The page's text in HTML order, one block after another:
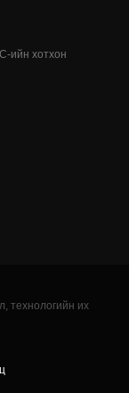
ийн хотхон
технологийн их